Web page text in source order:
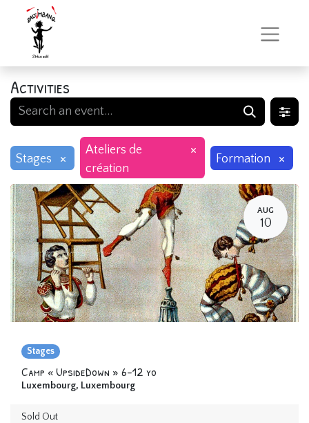
Activities
Stages ×
Ateliers de
création
×
Formation ×
AUG
10
Stages
Camp « UpsideDown » 6-12 yo
Luxembourg, Luxembourg
Sold Out